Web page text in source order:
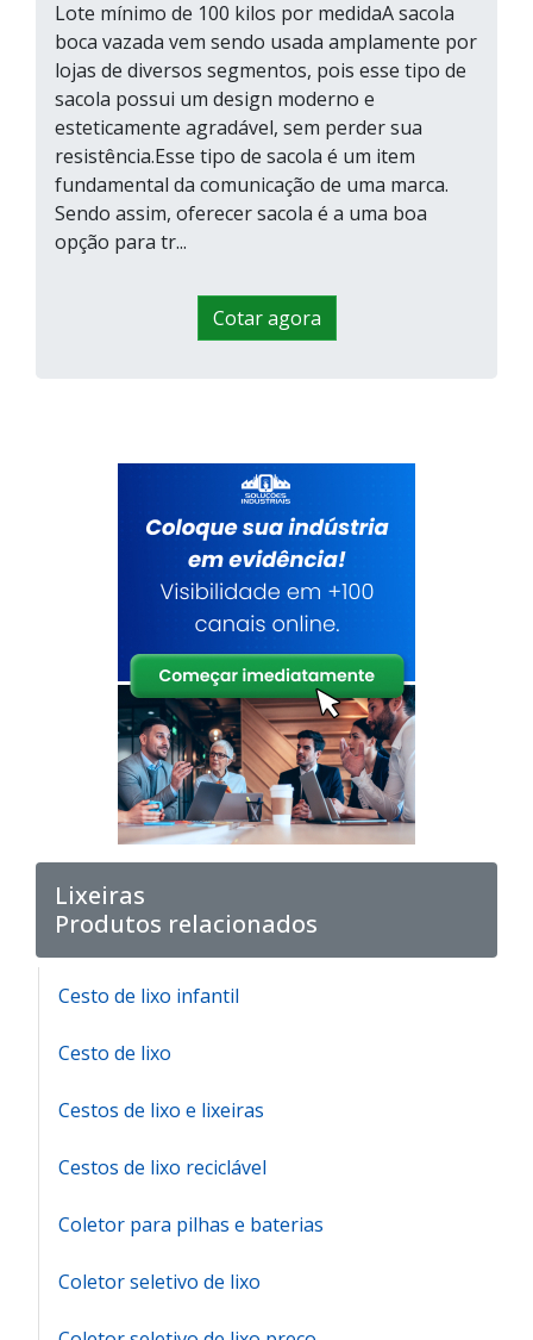
Lote mínimo de 100 kilos por medidaA sacola
boca vazada vem sendo usada amplamente por
lojas de diversos segmentos, pois esse tipo de
sacola possui um design moderno e
esteticamente agradável, sem perder sua
resistência.Esse tipo de sacola é um item
fundamental da comunicação de uma marca.
Sendo assim, oferecer sacola é a uma boa
opção para tr...
Cotar agora
Lixeiras
Produtos relacionados
Cesto de lixo infantil
Cesto de lixo
Cestos de lixo e lixeiras
Cestos de lixo reciclável
Coletor para pilhas e baterias
Coletor seletivo de lixo